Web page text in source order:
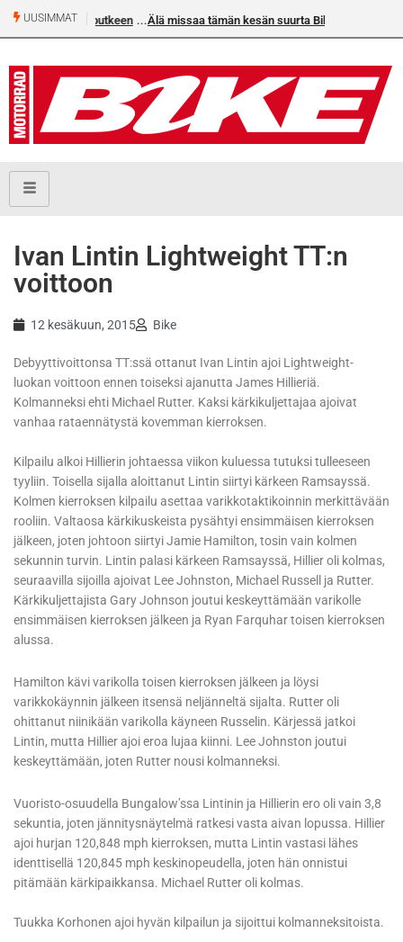
UUSIMMAT
voittoputkeen
Älä missaa tämän kesän suurta Bike-
Ivan Lintin Lightweight TT:n
voittoon
12 kesäkuun, 2015 Bike
Debyyttivoittonsa TT:ssä ottanut Ivan Lintin ajoi Lightweight-
luokan voittoon ennen toiseksi ajanutta James Hillieriä.
Kolmanneksi ehti Michael Rutter. Kaksi kärkikuljettajaa ajoivat
vanhaa rataennätystä kovemman kierroksen.
Kilpailu alkoi Hillierin johtaessa viikon kuluessa tutuksi tulleeseen
tyyliin. Toisella sijalla aloittanut Lintin siirtyi kärkeen Ramsayssä.
Kolmen kierroksen kilpailu asettaa varikkotaktikoinnin merkittävään
rooliin. Valtaosa kärkikuskeista pysähtyi ensimmäisen kierroksen
jälkeen, joten johtoon siirtyi Jamie Hamilton, tosin vain kolmen
sekunnin turvin. Lintin palasi kärkeen Ramsayssä, Hillier oli kolmas,
seuraavilla sijoilla ajoivat Lee Johnston, Michael Russell ja Rutter.
Kärkikuljettajista Gary Johnson joutui keskeyttämään varikolle
ensimmäisen kierroksen jälkeen ja Ryan Farquhar toisen kierroksen
alussa.
Hamilton kävi varikolla toisen kierroksen jälkeen ja löysi
varikkokäynnin jälkeen itsensä neljänneltä sijalta. Rutter oli
ohittanut niinikään varikolla käyneen Russelin. Kärjessä jatkoi
Lintin, mutta Hillier ajoi eroa lujaa kiinni. Lee Johnston joutui
keskeyttämään, joten Rutter nousi kolmanneksi.
Vuoristo-osuudella Bungalow’ssa Lintinin ja Hillierin ero oli vain 3,8
sekuntia, joten jännitysnäytelmä ratkesi vasta aivan lopussa. Hillier
ajoi hurjan 120,848 mph kierroksen, mutta Lintin vastasi lähes
identtisellä 120,845 mph keskinopeudella, joten hän onnistui
pitämään kärkipaikkansa. Michael Rutter oli kolmas.
Tuukka Korhonen ajoi hyvän kilpailun ja sijoittui kolmanneksitoista.